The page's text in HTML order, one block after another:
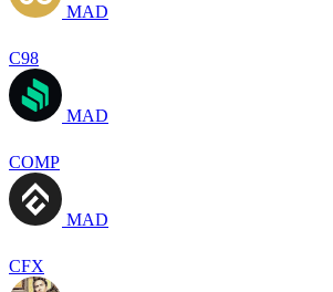
MAD
C98
MAD
COMP
MAD
CFX